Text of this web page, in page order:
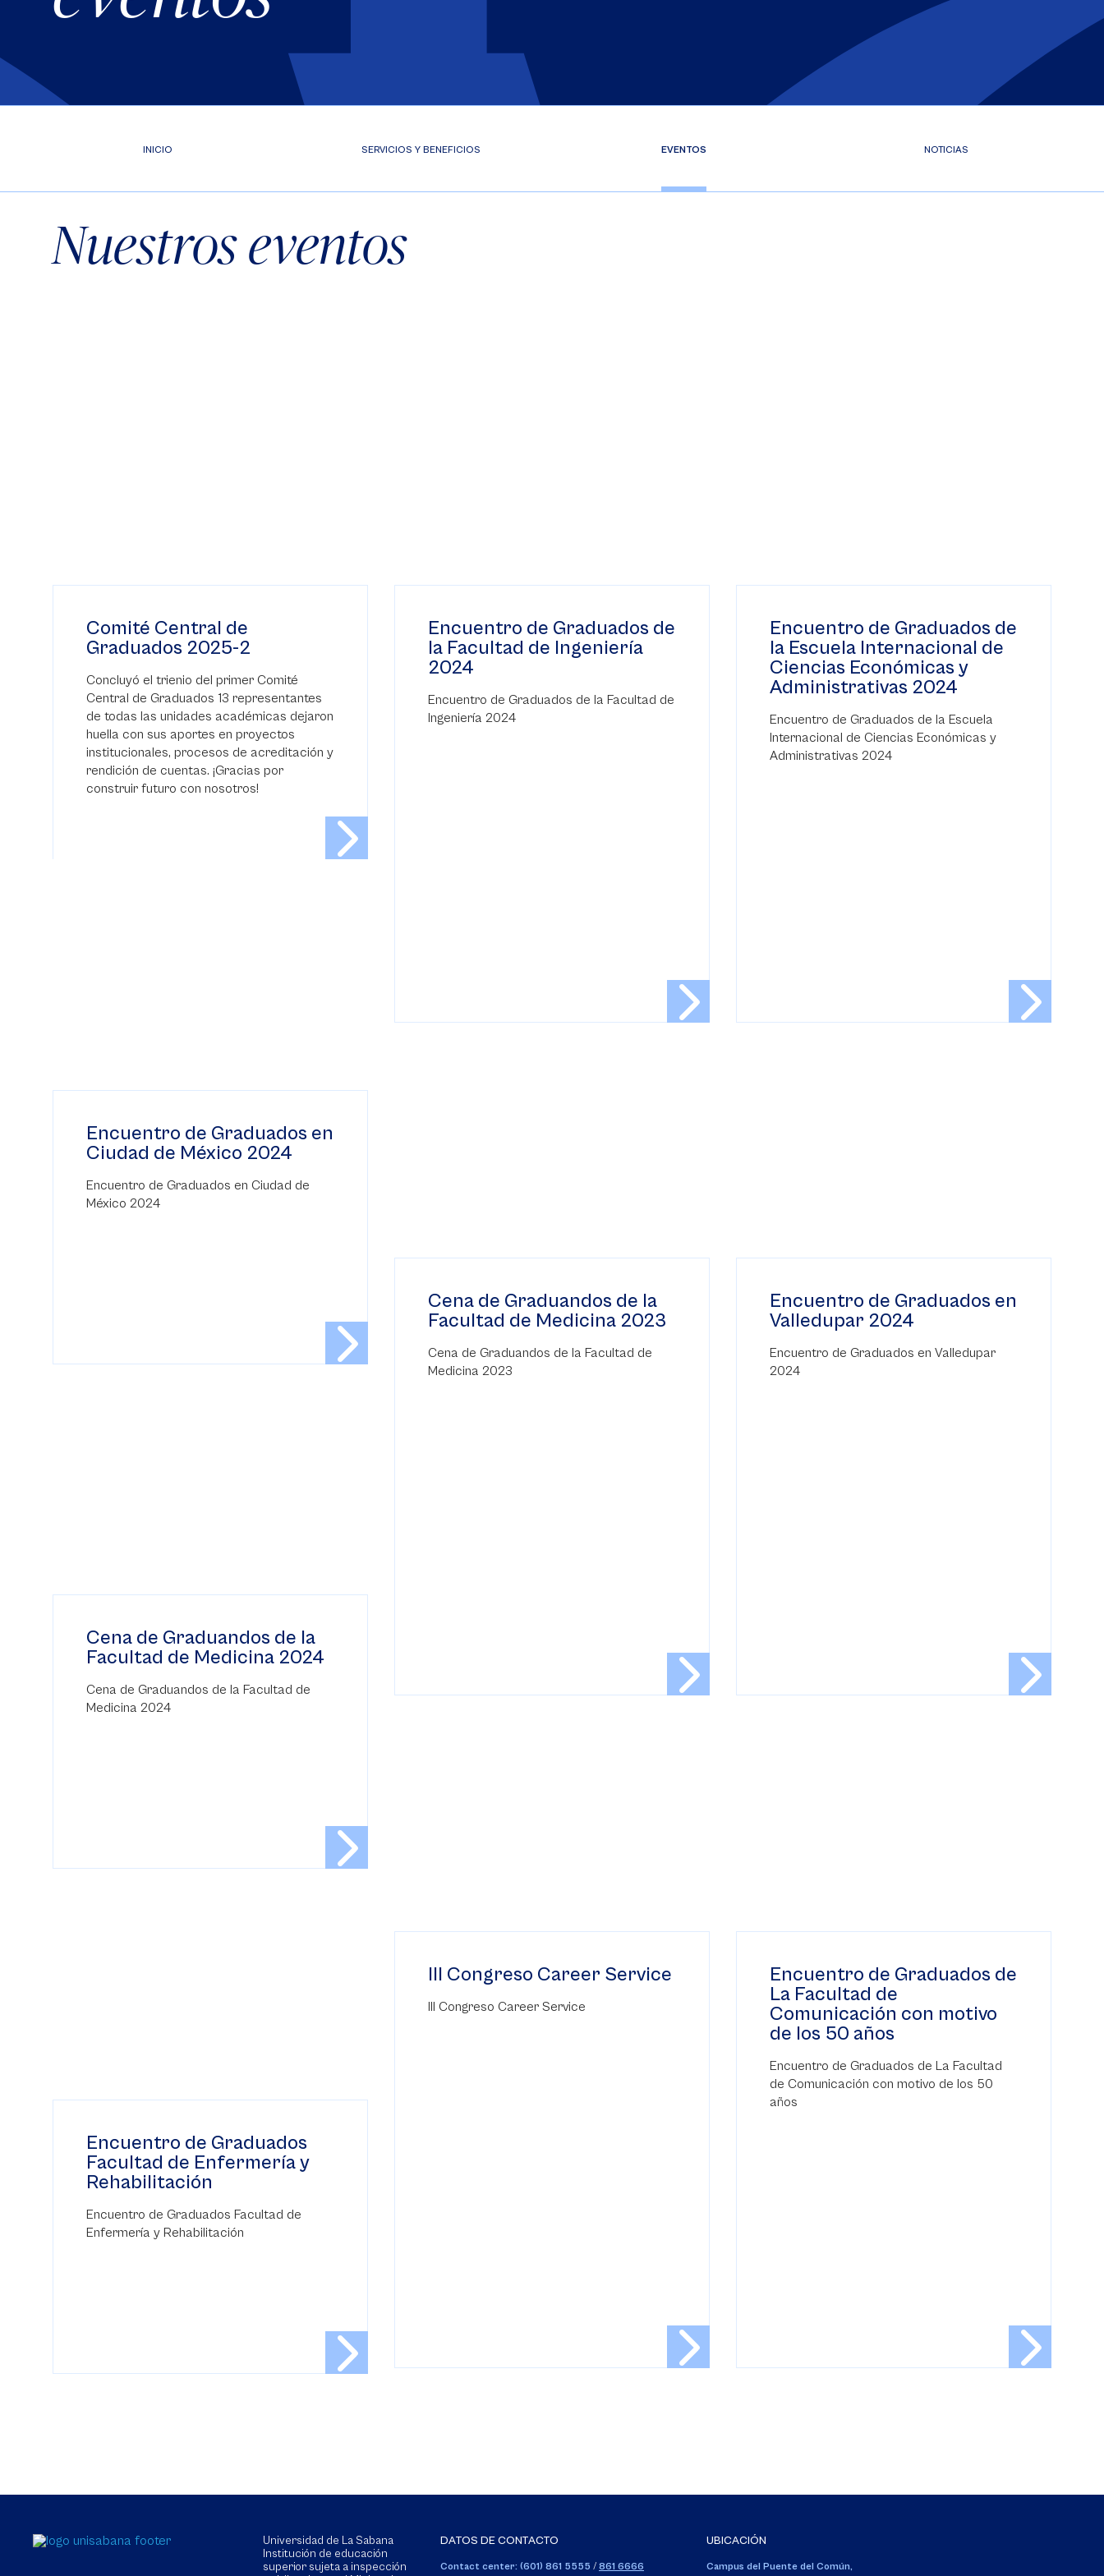
INICIO SERVICIOS Y BENEFICIOS EVENTOS NOTICIAS
Nuestros eventos
Comité Central de
Graduados 2025-2
Concluyó el trienio del primer Comité
Central de Graduados 13 representantes
de todas las unidades académicas dejaron
huella con sus aportes en proyectos
institucionales, procesos de acreditación y
rendición de cuentas. ¡Gracias por
construir futuro con nosotros!
Encuentro de Graduados en
Ciudad de México 2024
Encuentro de Graduados en Ciudad de
México 2024
Cena de Graduandos de la
Facultad de Medicina 2024
Cena de Graduandos de la Facultad de
Medicina 2024
Encuentro de Graduados
Facultad de Enfermería y
Rehabilitación
Encuentro de Graduados Facultad de
Enfermería y Rehabilitación
Encuentro de Graduados de
la Facultad de Ingeniería
2024
Encuentro de Graduados de la Facultad de
Ingeniería 2024
Cena de Graduandos de la
Facultad de Medicina 2023
Cena de Graduandos de la Facultad de
Medicina 2023
lll Congreso Career Service
lll Congreso Career Service
Encuentro de Graduados de
la Escuela Internacional de
Ciencias Económicas y
Administrativas 2024
Encuentro de Graduados de la Escuela
Internacional de Ciencias Económicas y
Administrativas 2024
Encuentro de Graduados en
Valledupar 2024
Encuentro de Graduados en Valledupar
2024
Encuentro de Graduados de
La Facultad de
Comunicación con motivo
de los 50 años
Encuentro de Graduados de La Facultad
de Comunicación con motivo de los 50
años
Universidad de La Sabana
Institución de educación
superior sujeta a inspección
DATOS DE CONTACTO
Contact center: (601) 861 5555 / 861 6666
UBICACIÓN
Campus del Puente del Común,